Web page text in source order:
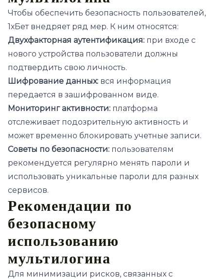
Чтобы обеспечить безопасность пользователей,
1хБет внедряет ряд мер. К ним относятся:
Двухфакторная аутентификация: при входе с
нового устройства пользователи должны
подтвердить свою личность.
Шифрование данных: вся информация
передается в зашифрованном виде.
Мониторинг активности: платформа
отслеживает подозрительную активность и
может временно блокировать учетные записи.
Советы по безопасности: пользователям
рекомендуется регулярно менять пароли и
использовать уникальные пароли для разных
сервисов.
Рекомендации по
безопасному
использованию
мультилогина
Для минимизации рисков, связанных с